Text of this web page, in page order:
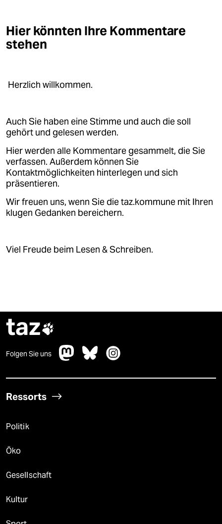
Hier könnten Ihre Kommentare
stehen
Herzlich willkommen.
Auch Sie haben eine Stimme und auch die soll
gehört und gelesen werden.
Hier werden alle Kommentare gesammelt, die Sie
verfassen. Außerdem können Sie
Kontaktmöglichkeiten hinterlegen und sich
präsentieren.
Wir freuen uns, wenn Sie die taz.kommune mit Ihren
klugen Gedanken bereichern.
Viel Freude beim Lesen & Schreiben.
taz
Folgen Sie uns
Ressorts
Politik
Öko
Gesellschaft
Kultur